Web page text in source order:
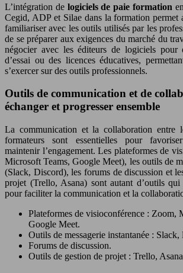
L’intégration de logiciels de paie formation
Cegid, ADP et Silae dans la formation permet
familiariser avec les outils utilisés par les
de se préparer aux exigences du marché du
négocier avec les éditeurs de logiciels pour
d’essai ou des licences éducatives,
s’exercer sur des outils professionnels.
Outils de communication et de
échanger et progresser ensemble
La communication et la collaboration entre
formateurs sont essentielles pour
maintenir l’engagement. Les plateformes de
Microsoft Teams, Google Meet), les outils de
(Slack, Discord), les forums de discussion et
projet (Trello, Asana) sont autant d’outils
pour faciliter la communication et la
Plateformes de visioconférence : Zoom,
Google Meet.
Outils de messagerie instantanée : Slack,
Forums de discussion.
Outils de gestion de projet : Trello,